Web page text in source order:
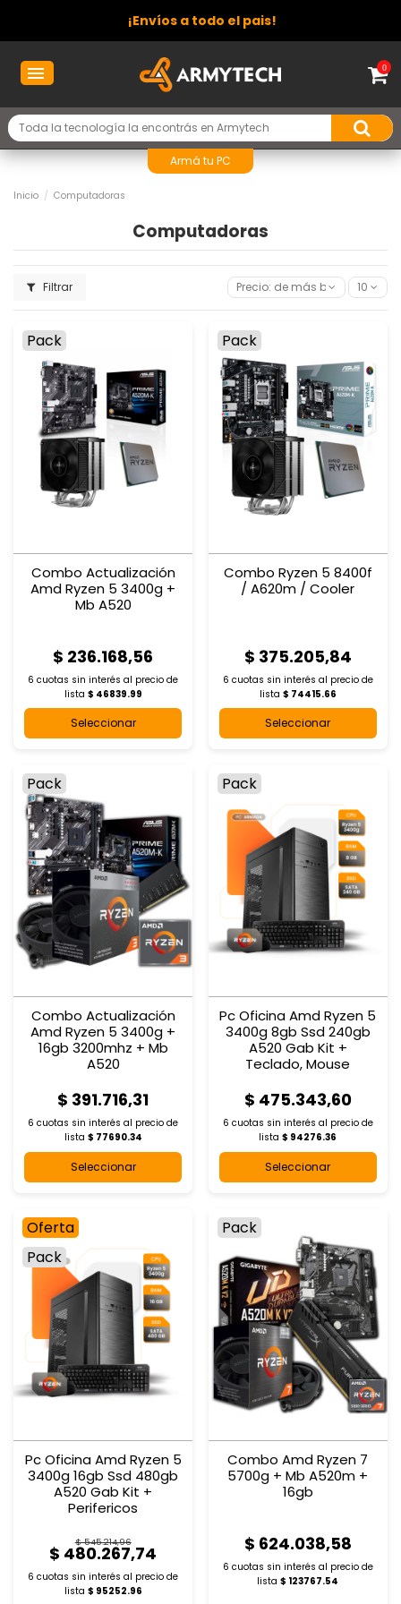
¡Envíos a todo el pais!
0
Armá tu PC
Inicio Computadoras
Computadoras
Filtrar Precio: de más bajo a más
10
Pack
Combo Actualización
Amd Ryzen 5 3400g +
Mb A520
$ 236.168,56
6 cuotas sin interés al precio de
lista $ 46839.99
Seleccionar
Pack
Combo Ryzen 5 8400f
/ A620m / Cooler
$ 375.205,84
6 cuotas sin interés al precio de
lista $ 74415.66
Seleccionar
Pack
Combo Actualización
Amd Ryzen 5 3400g +
16gb 3200mhz + Mb
A520
$ 391.716,31
6 cuotas sin interés al precio de
lista $ 77690.34
Seleccionar
Pack
Pc Oficina Amd Ryzen 5
3400g 8gb Ssd 240gb
A520 Gab Kit +
Teclado, Mouse
$ 475.343,60
6 cuotas sin interés al precio de
lista$ 94276.36
Seleccionar
Oferta
Pack
Pc Oficina Amd Ryzen 5
3400g 16gb Ssd 480gb
A520 Gab Kit +
Perifericos
$ 545.214,96
$ 480.267,74
6 cuotas sin interés al precio de
lista $ 95252.96
Pack
Combo Amd Ryzen 7
5700g + Mb A520m +
16gb
$ 624.038,58
6 cuotas sin interés al precio de
lista$ 123767.54